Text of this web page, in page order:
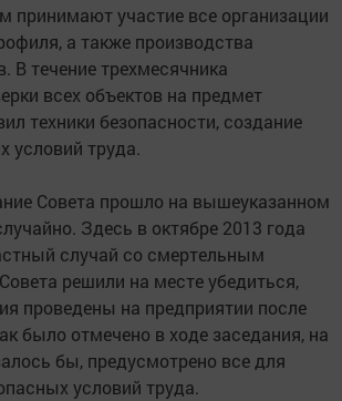
принимают участие все организации
а также производства
В течение трехмесячника
всех объектов на предмет
техники безопасности, создание
условий труда.
Совета прошло на вышеуказанном
Здесь в октябре 2013 года
случай со смертельным
решили на месте убедиться,
проведены на предприятии после
было отмечено в ходе заседания, на
бы, предусмотрено все для
условий труда.